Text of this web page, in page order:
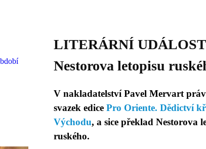
LITERÁRNÍ
Nestorova letopisu
V nakladatelství Pavel Mervart
svazek edice Pro Oriente. Dědictví
Východu, a sice překlad Nestorova
ruského.